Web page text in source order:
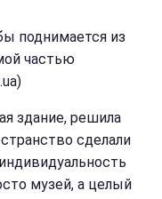
поднимается из
частью
здание, решила
сделали
музей, а целый